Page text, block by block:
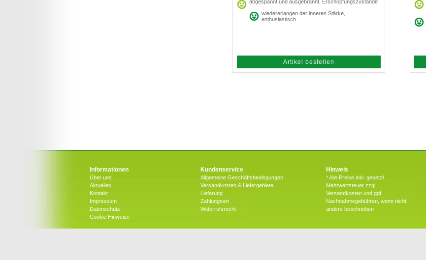
abgespannt und ausgebrannt, Erschöpfungszustände
wiedererlangen der inneren Stärke,
enthusiastisch
Artikel bestellen
Informationen
Über uns
Aktuelles
Kontakt
Impressum
Datenschutz
Cookie Hinweise
Kundenservice
Allgemeine Geschäftsbedingungen
Versandkosten & Liefergebiete
Lieferung
Zahlungsart
Widerrufsrecht
Hinweis
* Alle Preise inkl. gesetzl.
Mehrwertsteuer zzgl.
Versandkosten und ggf.
Nachnahmegebühren, wenn nicht
anders beschrieben